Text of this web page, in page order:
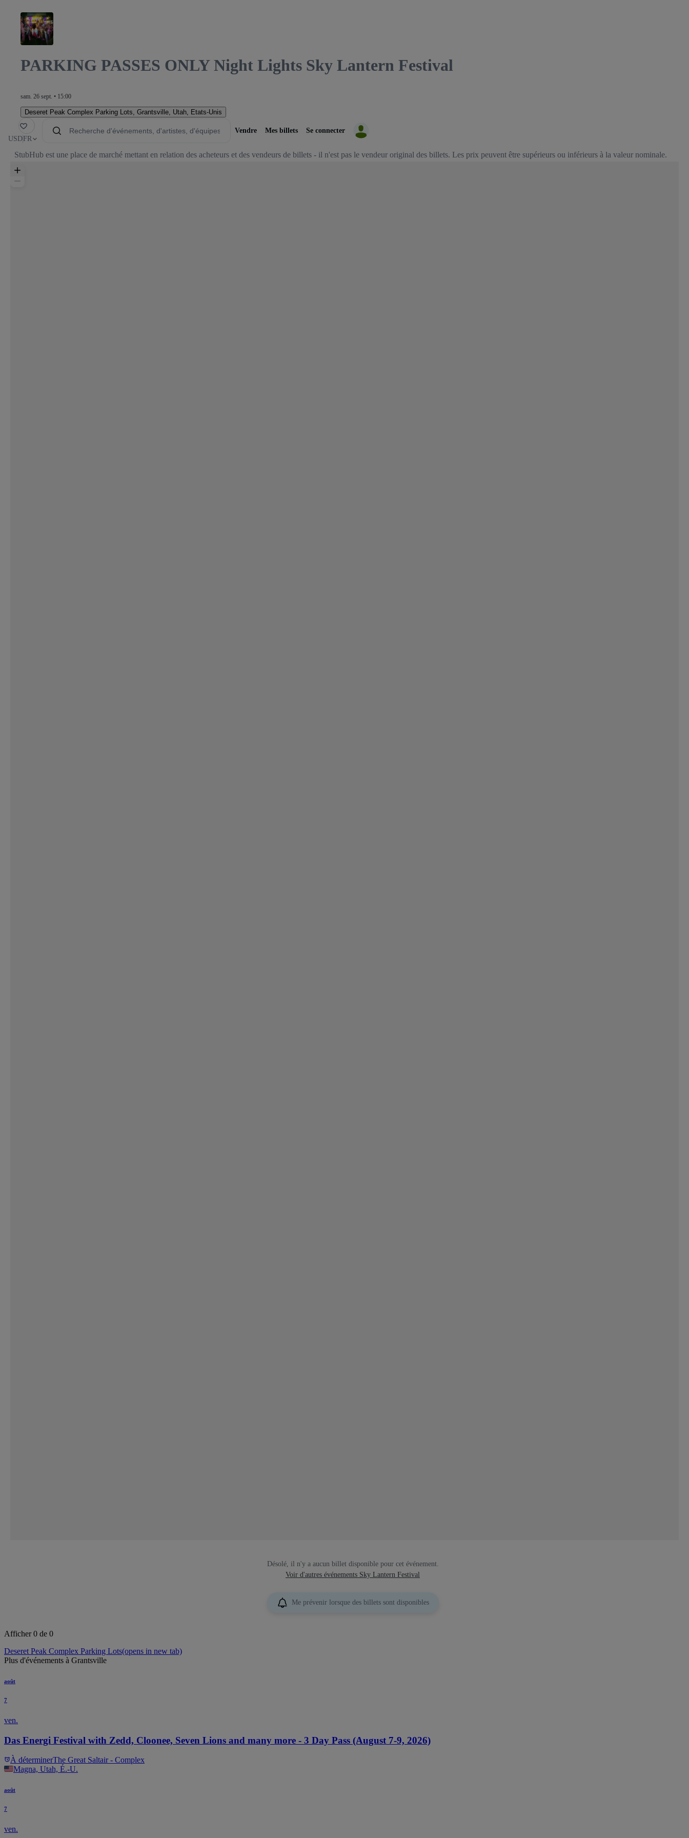
PARKING PASSES ONLY Night Lights Sky Lantern Festival
sam. 26 sept. • 15:00
Deseret Peak Complex Parking Lots Grantsville, Utah, Etats-Unis
USD FR
Vendre Mes billets Se connecter
StubHub est une place de marché mettant en relation des acheteurs et des vendeurs de billets - il n'est pas le vendeur original des billets. Les prix peuvent être supérieurs ou inférieurs à la valeur nominale.
PARKING
Désolé, il n'y a aucun billet disponible pour cet événement.
Voir d'autres événements Sky Lantern Festival
Me prévenir lorsque des billets sont disponibles
Afficher 0 de 0
Deseret Peak Complex Parking Lots(opens in new tab)
Plus d'événements à Grantsville
août
7
ven.
Das Energi Festival with Zedd, Cloonee, Seven Lions and many more - 3 Day Pass (August 7-9, 2026)
À déterminerThe Great Saltair - Complex
Magna, Utah, É.-U.
août
7
ven.